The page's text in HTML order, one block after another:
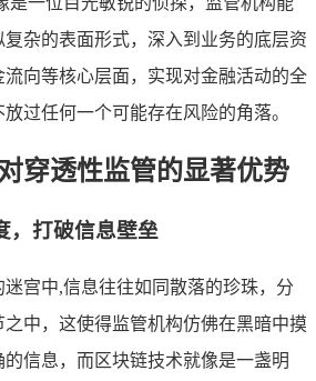
杂的表面形式，深入到业务的底层资
向等核心层面，实现对金融活动的全
过任何一个可能存在风险的角落。
穿透性监管的显著优势
，打破信息壁垒
宫中,信息往往如同散落的珍珠，分
中，这使得监管机构仿佛在黑暗中摸
信息，而区块链技术就像是一盏明